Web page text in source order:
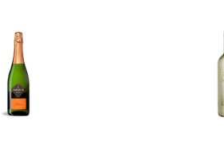
garantem a qualidade e a
pela vinicultura.